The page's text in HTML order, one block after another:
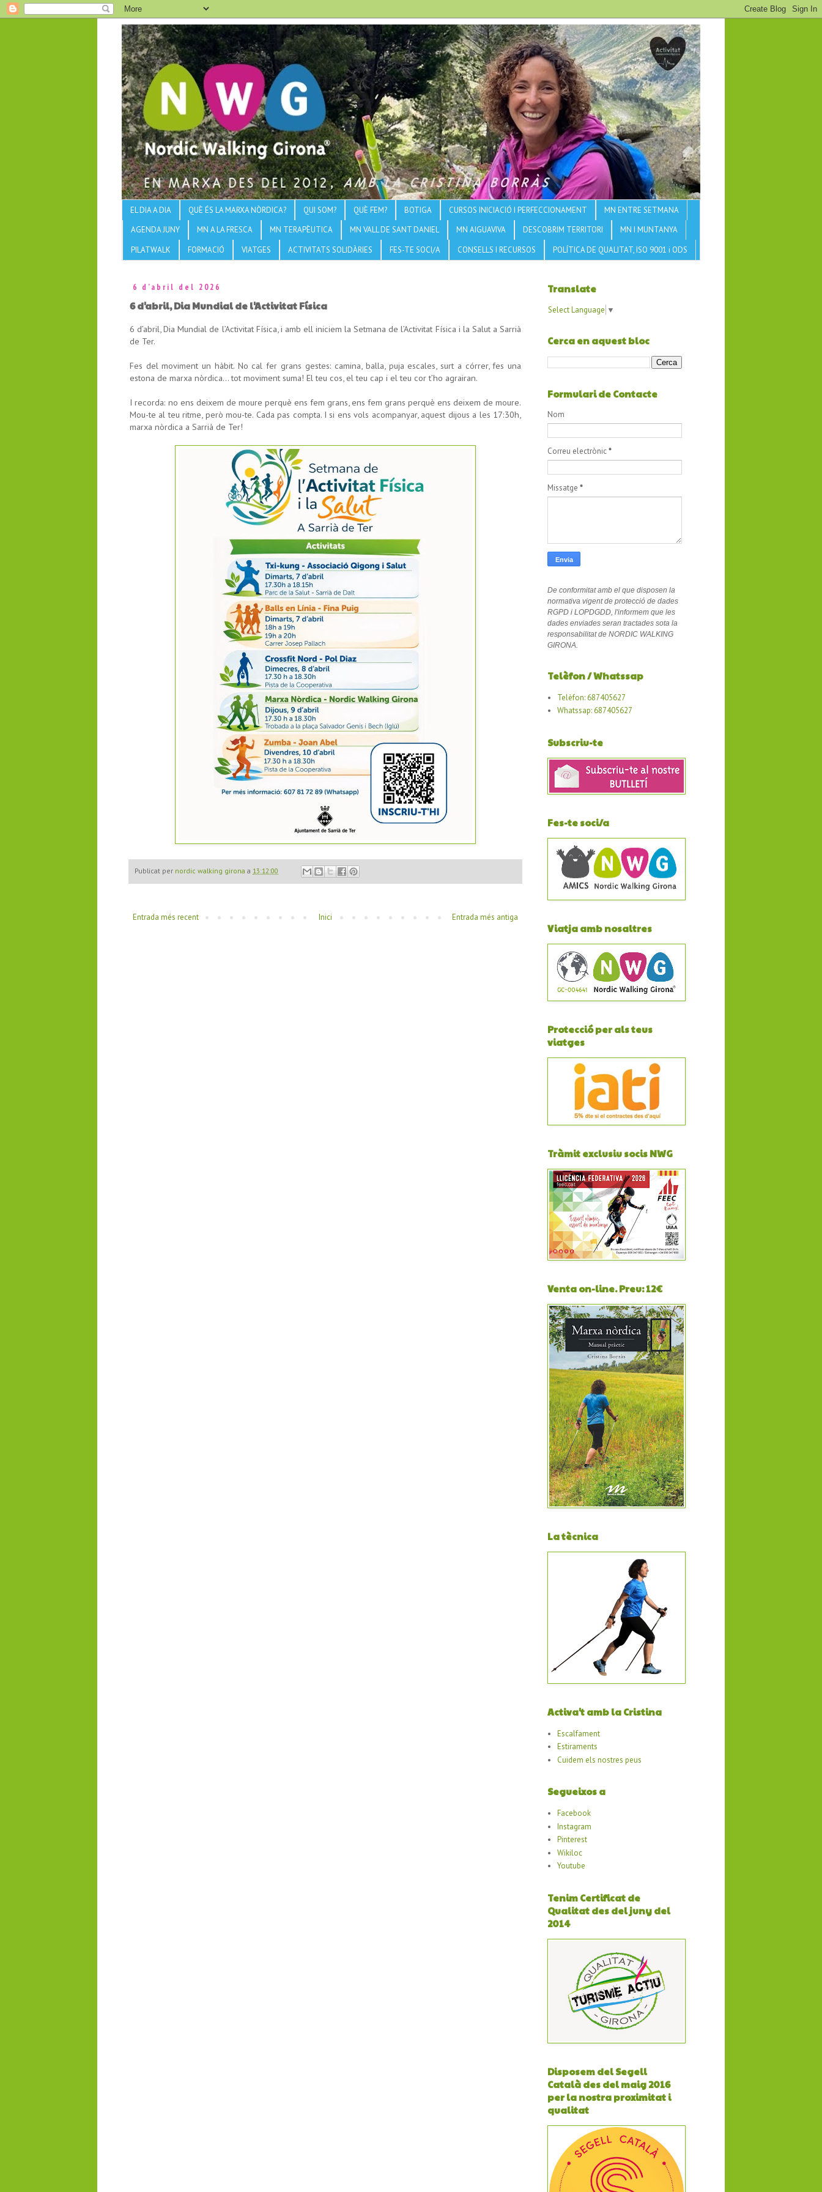
EL DIA A DIA QUÈ ÉS LA MARXA NÒRDICA? QUI SOM? QUÈ FEM? BOTIGA CURSOS INICIACIÓ I PERFECCIONAMENT
MN ENTRE SETMANA
AGENDA JUNY
MN A LA FRESCA MN TERAPÈUTICA MN VALL DE SANT DANIEL MN AIGUAVIVA DESCOBRIM TERRITORI
MN I MUNTANYA
PILATWALK
FORMACIÓ VIATGES ACTIVITATS SOLIDÀRIES FES-TE SOCI/A CONSELLS I RECURSOS POLÍTICA DE QUALITAT, ISO 9001 i ODS
6 d’abril del 2026
6 d'abril, Dia Mundial de l'Activitat Física
6 d’abril, Dia Mundial de l’Activitat Física, i amb ell iniciem la Setmana de l’Activitat Física i la Salut a Sarrià
de Ter.
Fes del moviment un hàbit. No cal fer grans gestes: camina, balla, puja escales, surt a córrer, fes una
estona de marxa nòrdica… tot moviment suma! El teu cos, el teu cap i el teu cor t’ho agrairan.
I recorda: no ens deixem de moure perquè ens fem grans, ens fem grans perquè ens deixem de moure.
Mou-te al teu ritme, però mou-te. Cada pas compta. I si ens vols acompanyar, aquest dijous a les 17:30h,
marxa nòrdica a Sarrià de Ter!
Publicat per nordic walking girona a 13:12:00
Entrada més recent Entrada més antiga
Inici
Translate
Select Language ▼
Cerca en aquest bloc
Formulari de Contacte
Nom
Correu electrònic*
Missatge *
De conformitat amb el que disposen la
normativa vigent de protecció de dades
RGPD i LOPDGDD, l'informem que les
dades enviades seran tractades sota la
responsabilitat de NORDIC WALKING
GIRONA.
Telèfon / Whatssap
Telèfon: 687405627
Whatssap: 687405627
Subscriu-te
Fes-te soci/a
Viatja amb nosaltres
Protecció per als teus
viatges
Tràmit exclusiu socis NWG
Venta on-line. Preu: 12€
La tècnica
Activa't amb la Cristina
Escalfament
Estiraments
Cuidem els nostres peus
Segueixos a
Facebook
Instagram
Pinterest
Wikiloc
Youtube
Tenim Certificat de
Qualitat des del juny del
2014
Disposem del Segell
Català des del maig 2016
per la nostra proximitat i
qualitat